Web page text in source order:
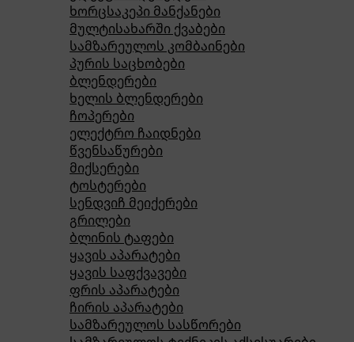
ხორცსაკეპი მანქანები
მულტისახარში ქვაბები
სამზარეულოს კომბაინები
პურის საცხობები
ბლენდერები
ხელის ბლენდერები
ჩოპერები
ელექტრო ჩაიდნები
წვენსაწურები
მიქსერები
ტოსტერები
სენდვიჩ მეიქერები
გრილები
ბლინის ტაფები
ყავის აპარატები
ყავის საფქვავები
ფრის აპარატები
ჩირის აპარატები
სამზარეულოს სასწორები